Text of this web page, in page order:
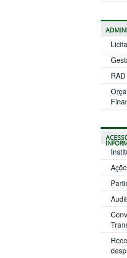
RAD